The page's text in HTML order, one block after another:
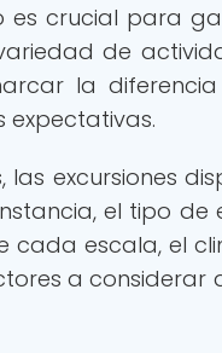
crucial para
de
la
expectativas.
excursiones
el tipo de
cada escala, el
a considerar